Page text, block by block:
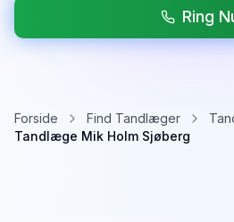
Ring
Forside Find Tandlæger
Tandlæge Mik Holm Sjøberg